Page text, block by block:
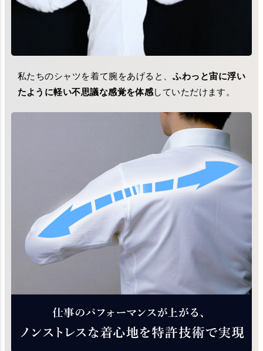
私たちのシャツを着て腕をあげると、ふわっと宙に浮い
たように軽い不思議な感覚を体感していただけます。